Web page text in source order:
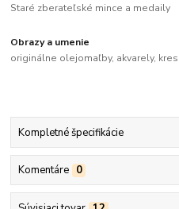
Staré zberateľské mince a medaily
Obrazy a umenie
originálne olejomaľby, akvarely,
Kompletné špecifikácie
Komentáre 0